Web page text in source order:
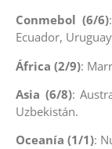
Conmebol (6/6)
Ecuador,
África (2/9):
Asia (6/8):
Uzbekistán.
Oceanía (1/1):